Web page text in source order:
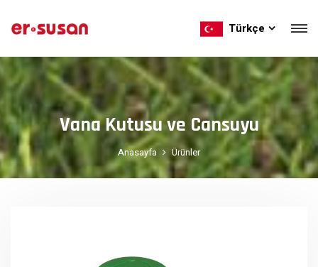
Türkçe
Vana Kutusu ve Cansuyu
Anasayfa Ürünler